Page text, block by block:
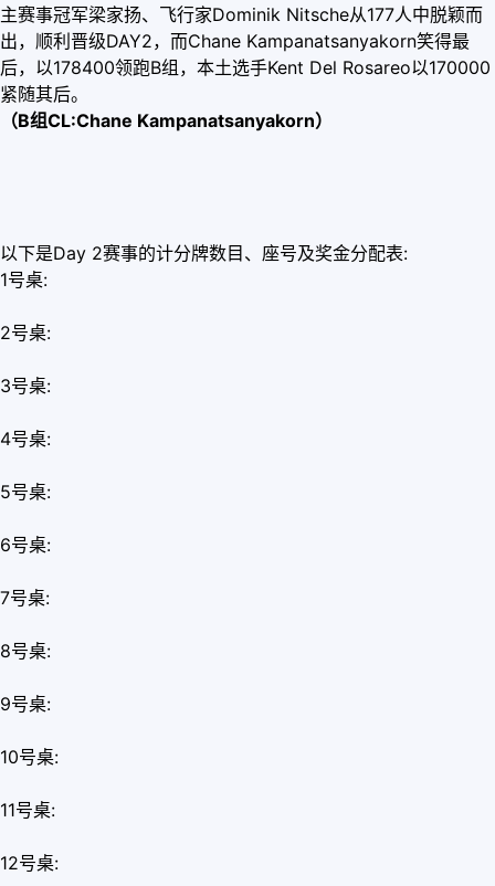
主赛事冠军梁家扬、飞行家Dominik Nitsche从177人中脱颖而
出，顺利晋级DAY2，而Chane Kampanatsanyakorn笑得最
后，以178400领跑B组，本土选手Kent Del Rosareo以170000
紧随其后。
（B组CL:Chane Kampanatsanyakorn）
以下是Day 2赛事的计分牌数目、座号及奖金分配表:
1号桌:
2号桌:
3号桌:
4号桌:
5号桌:
6号桌:
7号桌:
8号桌:
9号桌:
10号桌:
11号桌:
12号桌: